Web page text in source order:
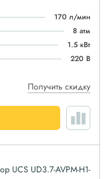
170 л/мин
8 атм
1.5 кВт
220 В
Получить скидку
UCS UD3.7-AVPM-H1-